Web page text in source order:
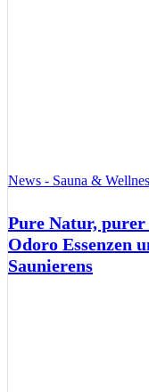
News - Sauna &
Pure Natur,
Odoro Essenzen
Saunierens